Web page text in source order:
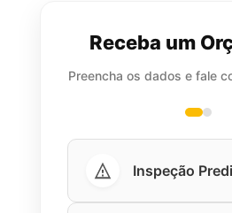
Receba um
Preencha os dados e fale
Inspeção